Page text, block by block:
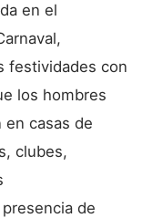
en el
festividades con
los hombres
en casas de
clubes,
de